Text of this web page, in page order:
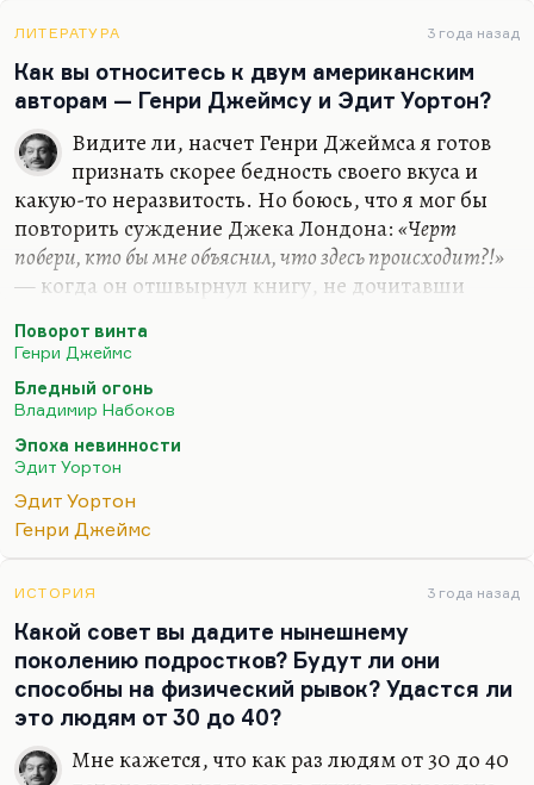
внутренней свободы, внутреннего несогласия со
всей этой позорной скучной ерундой — вот так бы
я сказал. Иванов на остановке. Кстати, я оказывал
всегда,…
ЛИТЕРАТУРА 3 года назад
Как вы относитесь к двум американским
авторам — Генри Джеймсу и Эдит Уортон?
Видите ли, насчет Генри Джеймса я готов
признать скорее бедность своего вкуса и
какую-то неразвитость. Но боюсь, что я мог бы
повторить суждение Джека Лондона:«Черт
побери, кто бы мне объяснил, что здесь происходит?!»
— когда он отшвырнул книгу, не дочитавши
Генри Джеймс написал, на мой взгляд, одно
гениальное произведение. Легко догадаться, что
это повесть «Поворот винта». Это первое
произведение с так называемым ненадежным
рассказчиком, где мы, воспринимая события
глазами безумной, по мнению автора,
гувернантки, готовы уже заподозрить
признаться, что я стою на стороне и вообще на
Поворот винта
Генри Джеймс
Бледный огонь
Владимир Набоков
Эпоха невинности
Эдит Уортон
Эдит Уортон
Генри Джеймс
ИСТОРИЯ 3 года назад
Какой совет вы дадите нынешнему
поколению подростков? Будут ли они
способны на физический рывок? Удастся ли
это людям от 30 до 40?
Мне кажется, что как раз людям от 30 до 40